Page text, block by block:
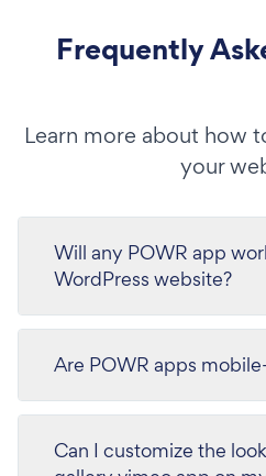
Frequently
Learn more about how
your
Will any POWR app
WordPress website?
Are POWR apps
Can I customize the